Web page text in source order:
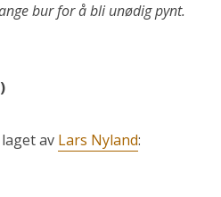
bur for å bli unødig pynt.
av Lars Nyland: